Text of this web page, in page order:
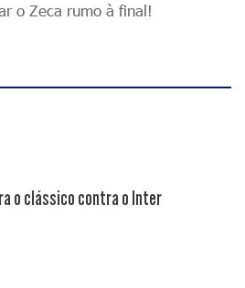
o Zeca rumo à final!
o clássico contra o Inter